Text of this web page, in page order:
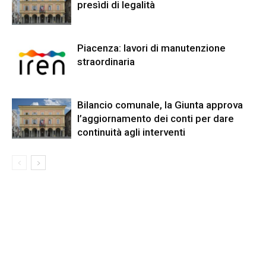
presìdi di legalità
Piacenza: lavori di manutenzione
straordinaria
Bilancio comunale, la Giunta approva
l’aggiornamento dei conti per dare
continuità agli interventi